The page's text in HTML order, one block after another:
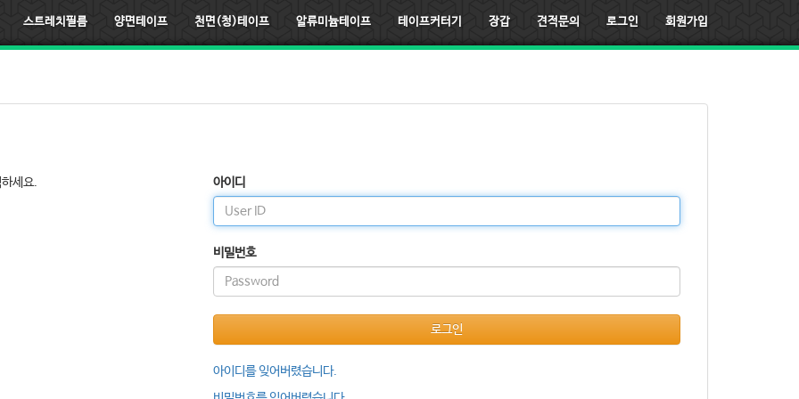
스트레치필름 양면테이프 천면(청)테이프 알류미늄테이프 테이프커터기 장갑 견적문의 로그인 회원가입
세요. 아이디
비밀번호
로그인
아이디를 잊어버렸습니다.